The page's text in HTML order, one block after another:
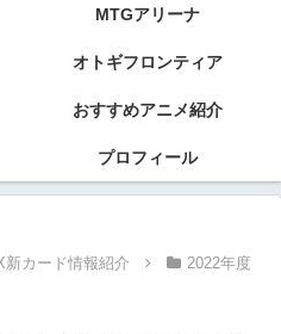
MTGアリーナ
オトギフロンティア
おすすめアニメ紹介
プロフィール
新カード情報紹介
2022年度